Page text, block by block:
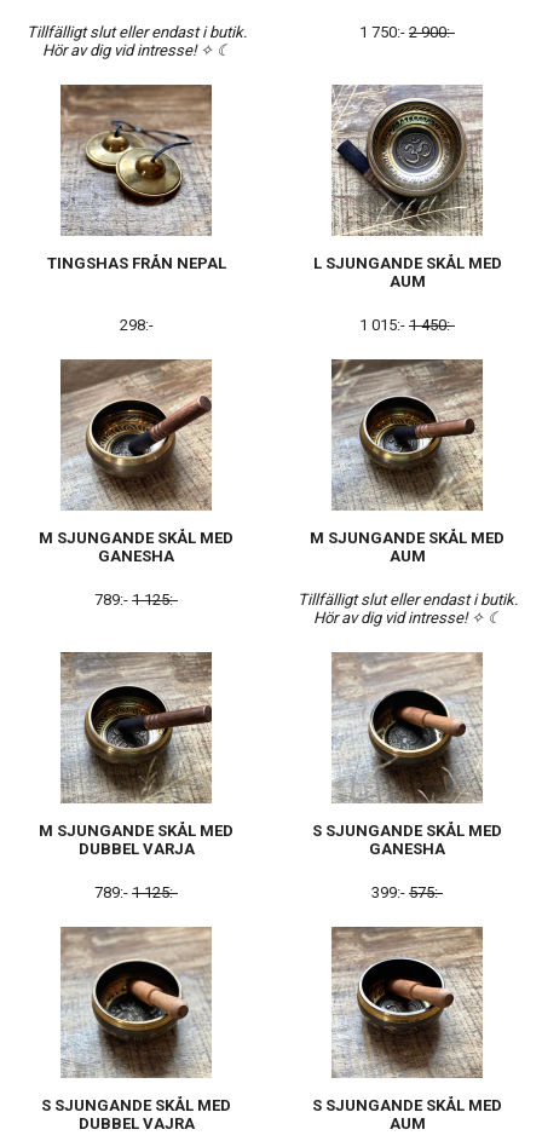
Tillfälligt slut eller endast i butik.
Hör av dig vid intresse! ✧ ☾
1 750:- 2 900:-
TINGSHAS FRÅN NEPAL
298:-
L SJUNGANDE SKÅL MED
AUM
1 015:- 1 450:-
M SJUNGANDE SKÅL MED
GANESHA
789:- 1 125:-
M SJUNGANDE SKÅL MED
AUM
Tillfälligt slut eller endast i butik.
Hör av dig vid intresse! ✧ ☾
M SJUNGANDE SKÅL MED
DUBBEL VARJA
789:- 1 125:-
S SJUNGANDE SKÅL MED
GANESHA
399:- 575:-
S SJUNGANDE SKÅL MED
DUBBEL VAJRA
S SJUNGANDE SKÅL MED
AUM